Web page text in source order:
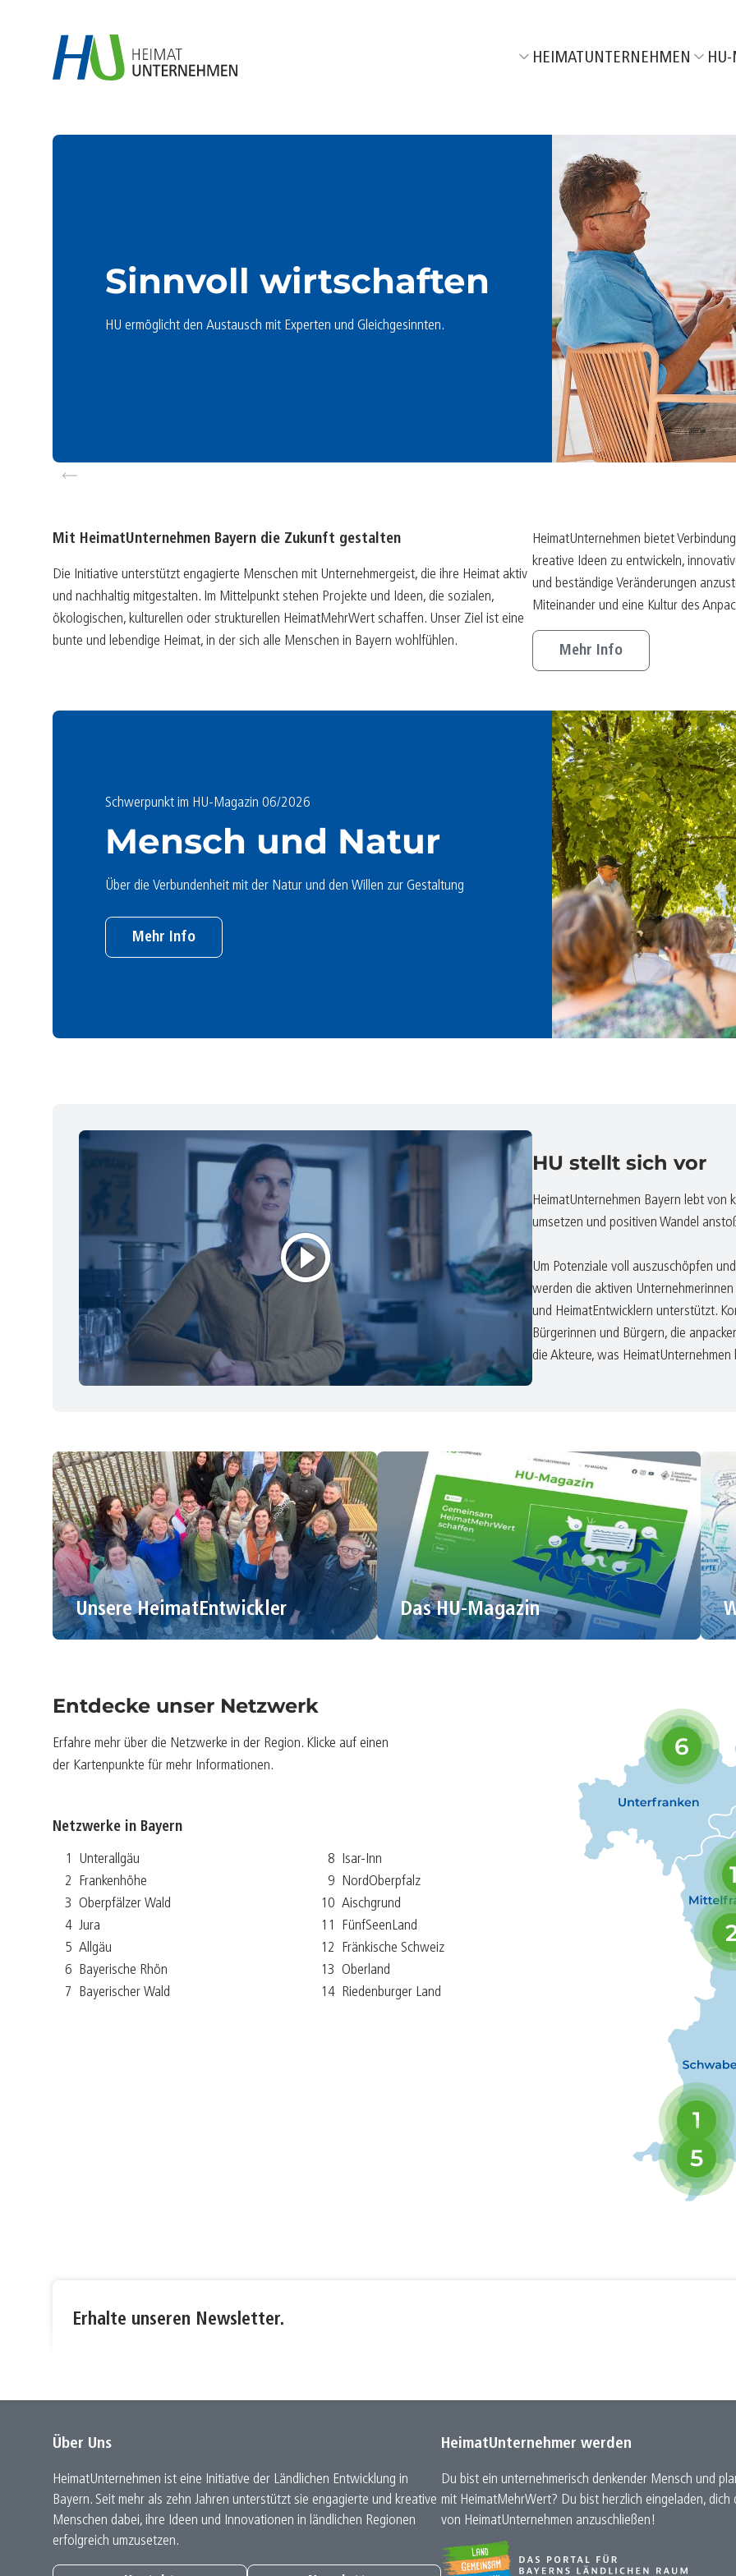
HEIMATUNTERNEHMEN
Unsere HeimatEntwickler
HU-
01/26
06/25
05/25
04/25
03/25
Sinnvoll wirtschaften
HU ermöglicht den Austausch mit Experten und Gleichgesinnten.
Mit HeimatUnternehmen Bayern die Zukunft gestalten
Die Initiative unterstützt engagierte Menschen mit Unternehmergeist, die ihre Heimat aktiv
und nachhaltig mitgestalten. Im Mittelpunkt stehen Projekte und Ideen, die sozialen,
ökologischen, kulturellen oder strukturellen HeimatMehrWert schaffen. Unser Ziel ist eine
bunte und lebendige Heimat, in der sich alle Menschen in Bayern wohlfühlen.
HeimatUnternehmen bietet
kreative Ideen zu entwickeln,
und beständige Veränderungen
Miteinander und eine Kultur des
Mehr Info
Schwerpunkt im HU-Magazin 06/2026
Mensch und Natur
Über die Verbundenheit mit der Natur und den Willen zur Gestaltung
Mehr Info
HU stellt sich vor
HeimatUnternehmen Bayern lebt von
umsetzen und positiven Wandel
Um Potenziale voll auszuschöpfen
werden die aktiven
und HeimatEntwicklern unterstützt.
Bürgerinnen und Bürgern, die
die Akteure, was HeimatUnternehmen
Unsere HeimatEntwickler Das HU-Magazin
Entdecke unser Netzwerk
Erfahre mehr über die Netzwerke in der Region. Klicke auf einen
der Kartenpunkte für mehr Informationen.
Netzwerke in Bayern
1
Unterallgäu
2 Frankenhöhe
3 Oberpfälzer Wald
4 Jura
5 Allgäu
6 Bayerische Rhön
7 Bayerischer Wald
8 Isar-Inn
9 NordOberpfalz
10 Aischgrund
11
FünfSeenLand
12 Fränkische Schweiz
13 Oberland
14 Riedenburger Land
1
Webseite öffnen
Instagram
5
Webseite
6
Erhalte unseren Newsletter.
Über Uns
HeimatUnternehmen ist eine Initiative der Ländlichen Entwicklung in
Bayern. Seit mehr als zehn Jahren unterstützt sie engagierte und kreative
Menschen dabei, ihre Ideen und Innovationen in ländlichen Regionen
erfolgreich umzusetzen.
HeimatUnternehmer werden
Du bist ein unternehmerisch denkender Mensch und
mit HeimatMehrWert? Du bist herzlich eingeladen, dich
von HeimatUnternehmen anzuschließen!